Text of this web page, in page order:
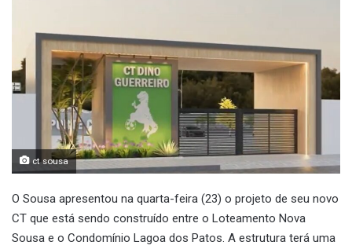
ct sousa
O Sousa apresentou na quarta-feira (23) o projeto de seu novo
CT que está sendo construído entre o Loteamento Nova
Sousa e o Condomínio Lagoa dos Patos. A estrutura terá uma